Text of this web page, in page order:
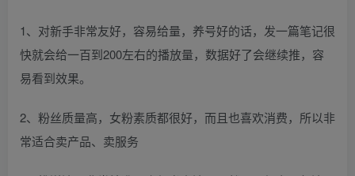
1、对新手非常友好，容易给量，养号好的话，发一篇笔记很
快就会给一百到200左右的播放量，数据好了会继续推，容
易看到效果。
2、粉丝质量高，女粉素质都很好，而且也喜欢消费，所以非
常适合卖产品、卖服务